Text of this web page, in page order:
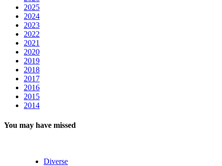
2025
2024
2023
2022
2021
2020
2019
2018
2017
2016
2015
2014
You may have missed
Diverse